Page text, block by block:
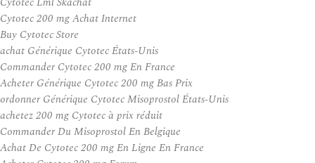
Cytotec 200 mg Achat Internet
Buy Cytotec Store
achat Générique Cytotec États-Unis
Commander Cytotec 200 mg En France
Acheter Générique Cytotec 200 mg Bas Prix
ordonner Générique Cytotec Misoprostol États-Unis
achetez 200 mg Cytotec à prix réduit
Commander Du Misoprostol En Belgique
Achat De Cytotec 200 mg En Ligne En France